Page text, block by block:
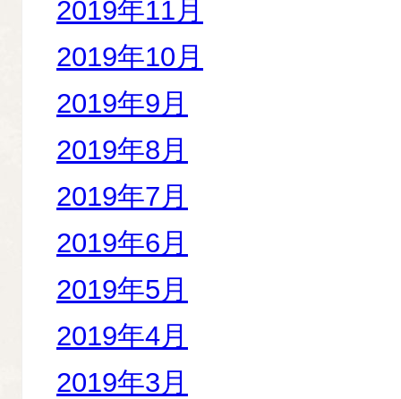
2019年11月
2019年10月
2019年9月
2019年8月
2019年7月
2019年6月
2019年5月
2019年4月
2019年3月